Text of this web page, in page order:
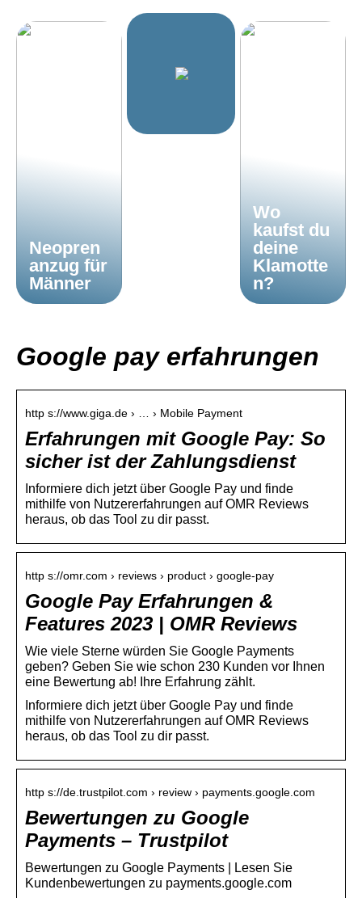
Neopren
anzug für
Männer
Wo
kaufst du
deine
Klamotte
n?
Google pay erfahrungen
http s://www.giga.de › … › Mobile Payment
Erfahrungen mit Google Pay: So
sicher ist der Zahlungsdienst
Informiere dich jetzt über Google Pay und finde
mithilfe von Nutzererfahrungen auf OMR Reviews
heraus, ob das Tool zu dir passt.
http s://omr.com › reviews › product › google-pay
Google Pay Erfahrungen &
Features 2023 | OMR Reviews
Wie viele Sterne würden Sie Google Payments
geben? Geben Sie wie schon 230 Kunden vor Ihnen
eine Bewertung ab! Ihre Erfahrung zählt.
Informiere dich jetzt über Google Pay und finde
mithilfe von Nutzererfahrungen auf OMR Reviews
heraus, ob das Tool zu dir passt.
http s://de.trustpilot.com › review › payments.google.com
Bewertungen zu Google
Payments – Trustpilot
Bewertungen zu Google Payments | Lesen Sie
Kundenbewertungen zu payments.google.com